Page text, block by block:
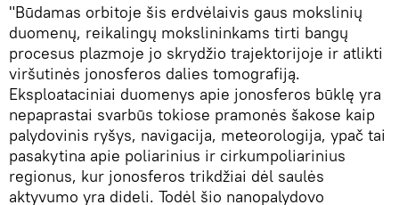
"Būdamas orbitoje šis erdvėlaivis gaus mokslinių
duomenų, reikalingų mokslininkams tirti bangų
procesus plazmoje jo skrydžio trajektorijoje ir atlikti
viršutinės jonosferos dalies tomografiją.
Eksploataciniai duomenys apie jonosferos būklę yra
nepaprastai svarbūs tokiose pramonės šakose kaip
palydovinis ryšys, navigacija, meteorologija, ypač tai
pasakytina apie poliarinius ir cirkumpoliarinius
regionus, kur jonosferos trikdžiai dėl saulės
aktyvumo yra dideli. Todėl šio nanopalydovo